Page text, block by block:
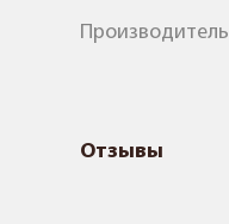
Производитель
Отзывы